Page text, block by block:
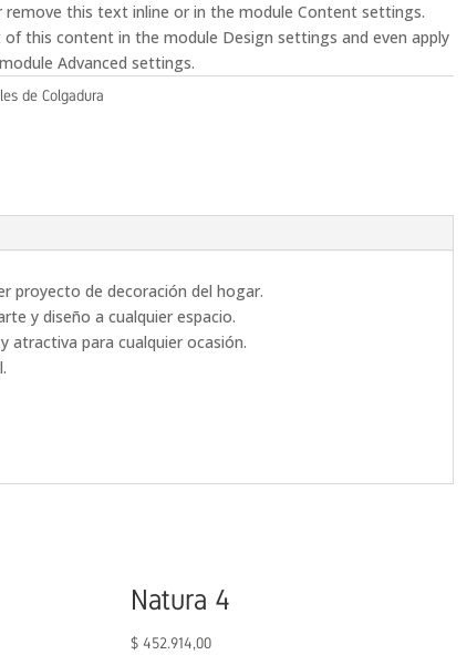
remove this text inline or in the module Content settings.
of this content in the module Design settings and even apply
Advanced settings.
de Colgadura
proyecto de decoración del hogar.
y diseño a cualquier espacio.
atractiva para cualquier ocasión.
Natura 4
$452.914,00